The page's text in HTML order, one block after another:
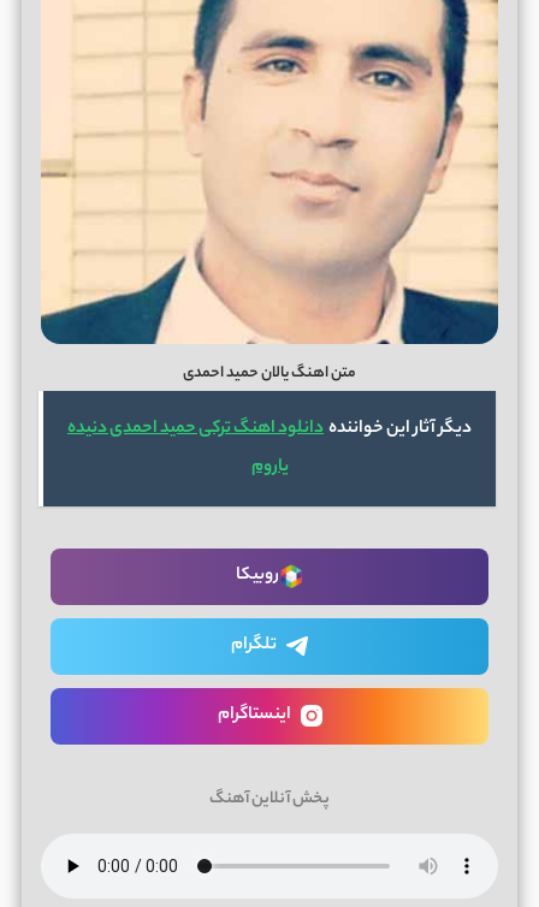
متن اهنگ یالان حمید احمدی
دیگر آثار این خوانندهدانلود اهنگ ترکی حمید احمدی دنیده
یاروم
روبیکا
تلگرام
اینستاگرام
پخش آنلاین آهنگ